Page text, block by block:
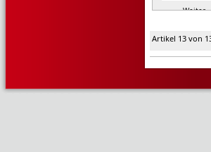
Weiter »
Artikel 13 von